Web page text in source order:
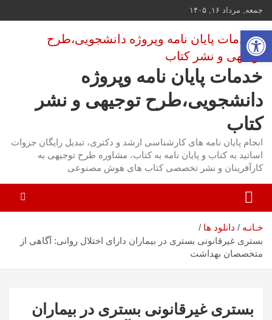
بروید
جمعه, مرداد ۱۶, ۱۴۰۵
خدمات پایان نامه وپروژه
دانشجویی،طرح توجیهی و نشر
کتاب
انجام پایان نامه های کارشناسی ارشد و دکتری، تبدیل رایگان جزوات
اساتید به کتاب و پایان نامه به کتاب، مشاوره طرح توجیهی به
کارآفرینان و نشر تخصصی کتاب های هوش مصنوعی
خـانـه دانلود ها
بستری غیرقانونی بستری در بیماران دارای اختلال روانی: آگاهی از
متخصصان بهداشت
بستری غیرقانونی بستری در بیماران
باز کردن نوار ابزار